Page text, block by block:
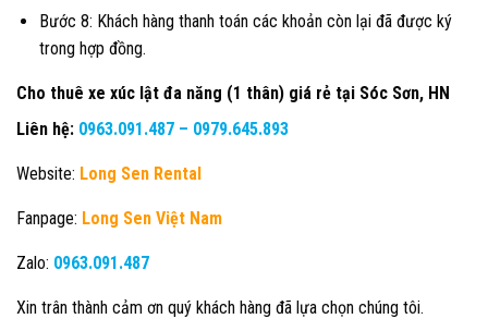
Bước 8: Khách hàng thanh toán các khoản còn lại đã được ký
trong hợp đồng.
Cho thuê xe xúc lật đa năng (1 thân) giá rẻ tại Sóc Sơn, HN
Liên hệ: 0963.091.487 – 0979.645.893
Website: Long Sen Rental
Fanpage: Long Sen Việt Nam
Zalo: 0963.091.487
Xin trân thành cảm ơn quý khách hàng đã lựa chọn chúng tôi.